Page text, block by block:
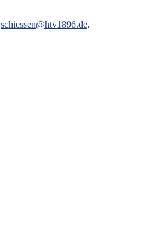
schiessen@htv1896.de.